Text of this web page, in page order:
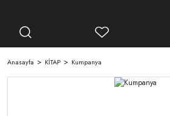
Anasayfa KİTAP Kumpanya